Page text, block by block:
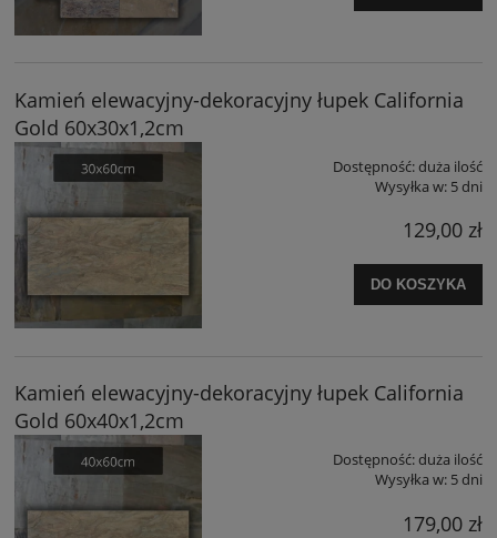
Kamień elewacyjny-dekoracyjny łupek California
Gold 60x30x1,2cm
Dostępność:duża ilość
Wysyłka w: 5 dni
129,00 zł
DO KOSZYKA
Kamień elewacyjny-dekoracyjny łupek California
Gold 60x40x1,2cm
Dostępność:duża ilość
Wysyłka w: 5 dni
179,00 zł